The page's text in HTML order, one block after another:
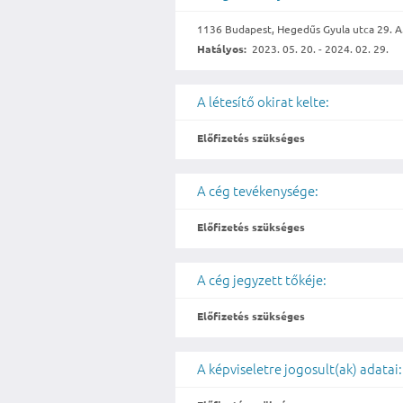
1136 Budapest, Hegedűs Gyula utca 29.
Hatályos: 2023. 05. 20. - 2024. 02. 29.
A létesítő okirat kelte:
Előfizetés szükséges
A cég tevékenysége:
Előfizetés szükséges
A cég jegyzett tőkéje:
Előfizetés szükséges
A képviseletre jogosult(ak) adatai: